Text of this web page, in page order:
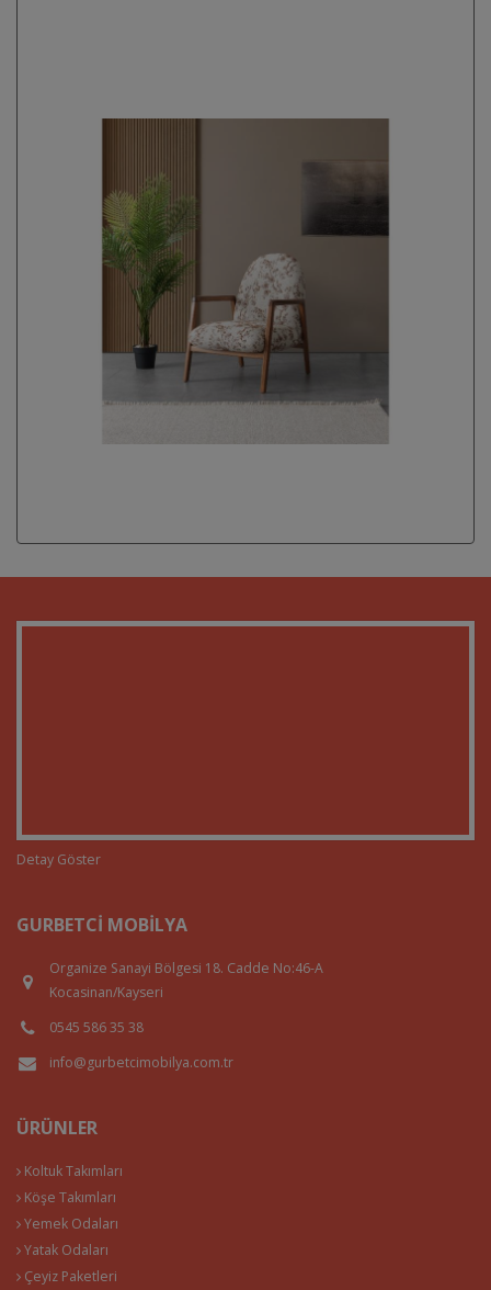
Detay Göster
GURBETCI MOBILYA
Organize Sanayi Bölgesi 18. Cadde No:46-A
Kocasinan/Kayseri
0545 586 35 38
info@gurbetcimobilya.com.tr
ÜRÜNLER
Koltuk Takımları
Köşe Takımları
Yemek Odaları
Yatak Odaları
Çeyiz Paketleri